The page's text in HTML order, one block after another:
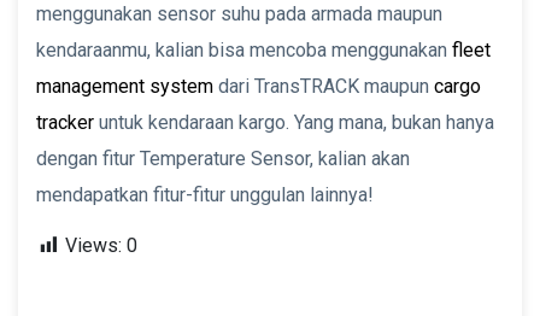
menggunakan sensor suhu pada armada maupun
kendaraanmu, kalian bisa mencoba menggunakan fleet
management system dari TransTRACK maupun cargo
tracker untuk kendaraan kargo. Yang mana, bukan hanya
dengan fitur Temperature Sensor, kalian akan
mendapatkan fitur-fitur unggulan lainnya!
Views: 0